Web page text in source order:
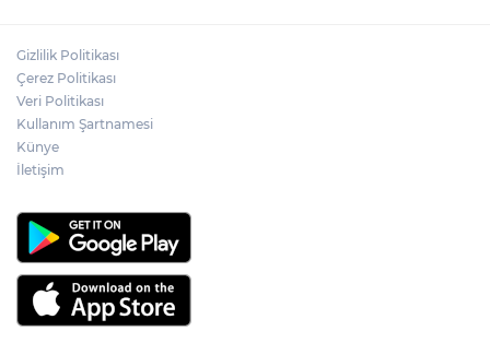
Gizlilik Politikası
Çerez Politikası
Veri Politikası
Kullanım Şartnamesi
Künye
İletişim